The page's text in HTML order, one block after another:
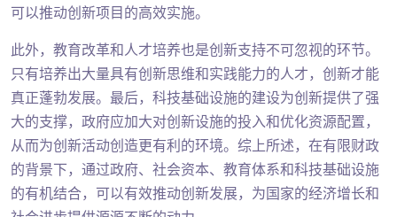
可以推动创新项目的高效实施。
此外，教育改革和人才培养也是创新支持不可忽视的环节。
只有培养出大量具有创新思维和实践能力的人才，创新才能
真正蓬勃发展。最后，科技基础设施的建设为创新提供了强
大的支撑，政府应加大对创新设施的投入和优化资源配置，
从而为创新活动创造更有利的环境。综上所述，在有限财政
的背景下，通过政府、社会资本、教育体系和科技基础设施
的有机结合，可以有效推动创新发展，为国家的经济增长和